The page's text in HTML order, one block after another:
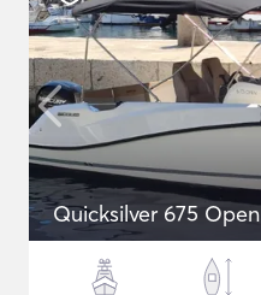
Quicksilver 675 Open